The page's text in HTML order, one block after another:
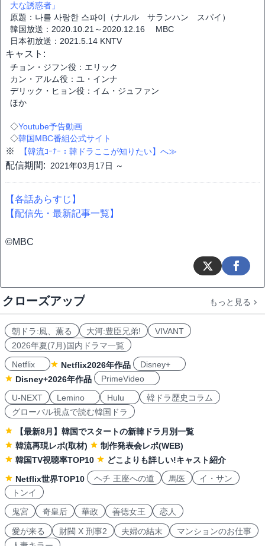
大な誘惑者」
原題：나를 사랑한 스파이（ナルル サランハン スパイ）
韓国放送：2020.10.21～2020.12.16 MBC
日本初放送：2021.5.14 KNTV
キャスト:
チョン・ジフン役：エリック
カン・アルム役：ユ・インナ
デリック・ヒョン役：イム・ジュファン
ほか
◇Youtube予告動画
◇韓国MBC番組公式サイト
※ 【韓流ｺｰﾅｰ：韓ドラここが知りたい】へ≫
配信期間: 2021年03月17日 ～
【各話あらすじ】
【配信先・最新記事一覧】
©MBC
クローズアップ もっと見る
朝ドラ:風、薫る 大河:豊臣兄弟!
VIVANT
2026年夏(7月)国内ドラマ一覧
Netflix
Netflix2026年作品
Disney+
Disney+2026年作品
PrimeVideo
U-NEXT
Lemino Hulu
韓ドラ歴史コラム
グローバル視点で読む韓国ドラ
【最新8月】韓国でスタートの新韓ドラ月別一覧
韓流再現レポ(取材)
制作発表会レポ(WEB)
韓国TV視聴率TOP10
どこよりも詳しい!キャスト紹介
Netflix世界TOP10
ヘチ 王座への道 馬医
イ・サン
トンイ
鬼宮
奇皇后 華政 善徳女王 恋人
愛が来る 財閥 X 刑事2 夫婦の結末
マンションのお仕事